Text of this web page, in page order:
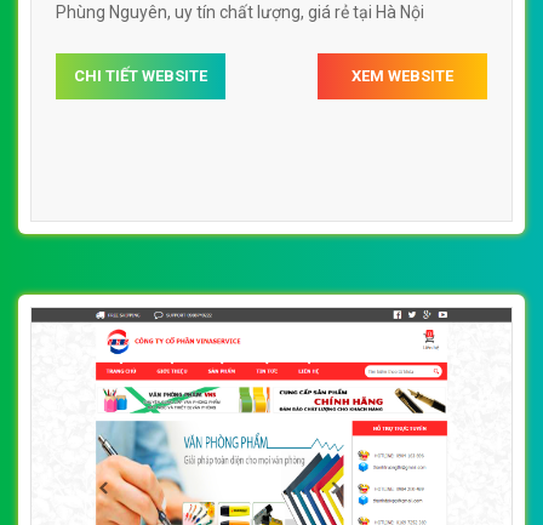
Phùng Nguyên, uy tín chất lượng, giá rẻ tại Hà Nội
CHI TIẾT WEBSITE XEM WEBSITE